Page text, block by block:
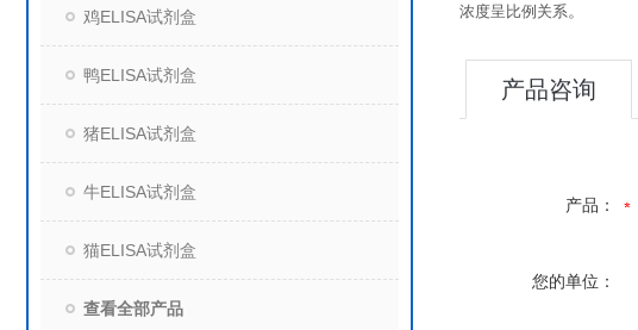
鸡ELISA试剂盒
鸭ELISA试剂盒
猪ELISA试剂盒
牛ELISA试剂盒
猫ELISA试剂盒
查看全部产品
浓度呈比例关系。
产品咨询
产品：
您的单位：